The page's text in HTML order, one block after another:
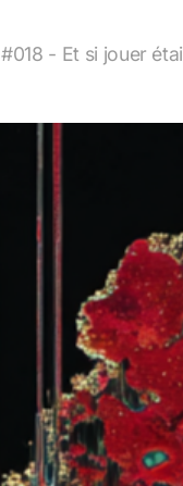
#018 - Et si jouer